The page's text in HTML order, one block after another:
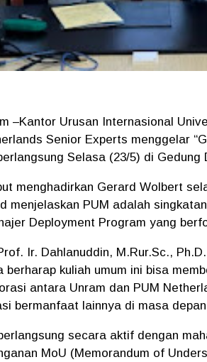
–Kantor Urusan Internasional
Senior Experts menggelar
Selasa (23/5) di Gedung
menghadirkan Gerard Wolbert
menjelaskan PUM adalah
Deployment Program yang
Ir. Dahlanuddin, M.Rur.Sc.,
berharap kuliah umum ini bisa
antara Unram dan PUM
bermanfaat lainnya di masa
secara aktif dengan
MoU (Memorandum of